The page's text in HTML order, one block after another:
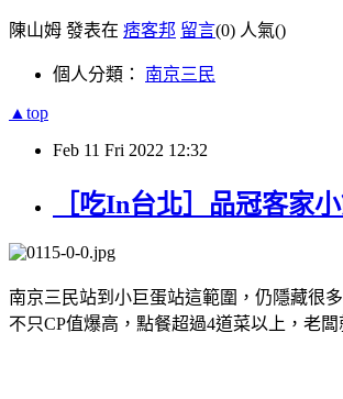
陳山姆 發表在 痞客邦 留言(0) 人氣()
個人分類： 南京三民
▲top
Feb 11 Fri 2022 12:32
［吃In台北］品冠客家
南京三民站到小巨蛋站這範圍，仍隱藏很
不只CP值爆高，點餐超過4道菜以上，老